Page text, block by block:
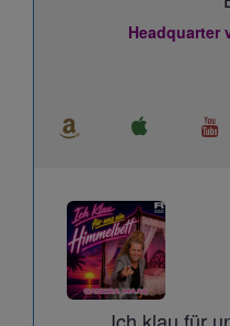
Headquarter